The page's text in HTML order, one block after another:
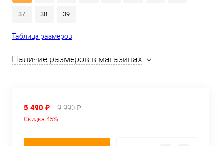
37 38 39
Таблица размеров
Наличие размеров в магазинах
5 490 ₽ 9 990 ₽
Скидка 45%